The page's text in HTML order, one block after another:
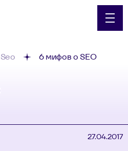
Seo 6 мифов о SEO
27.04.2017